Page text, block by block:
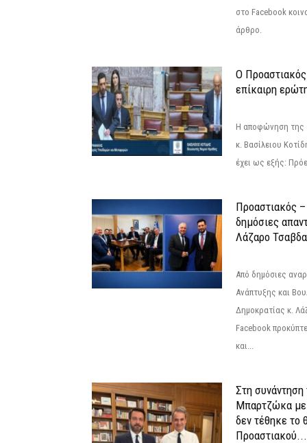
στο Facebook
άρθρο.
Ο
επίκαιρη
Η αποφώνηση της
κ. Βασίλειου
έχει ως εξής:
Προαστιακός
δημόσιες
Λάζαρο
Από δημόσιες
Ανάπτυξης και
Δημοκρατίας κ.
Facebook
και...
Στη
Μπαρτζώκα
δεν τέθηκε το
Προαστιακού...